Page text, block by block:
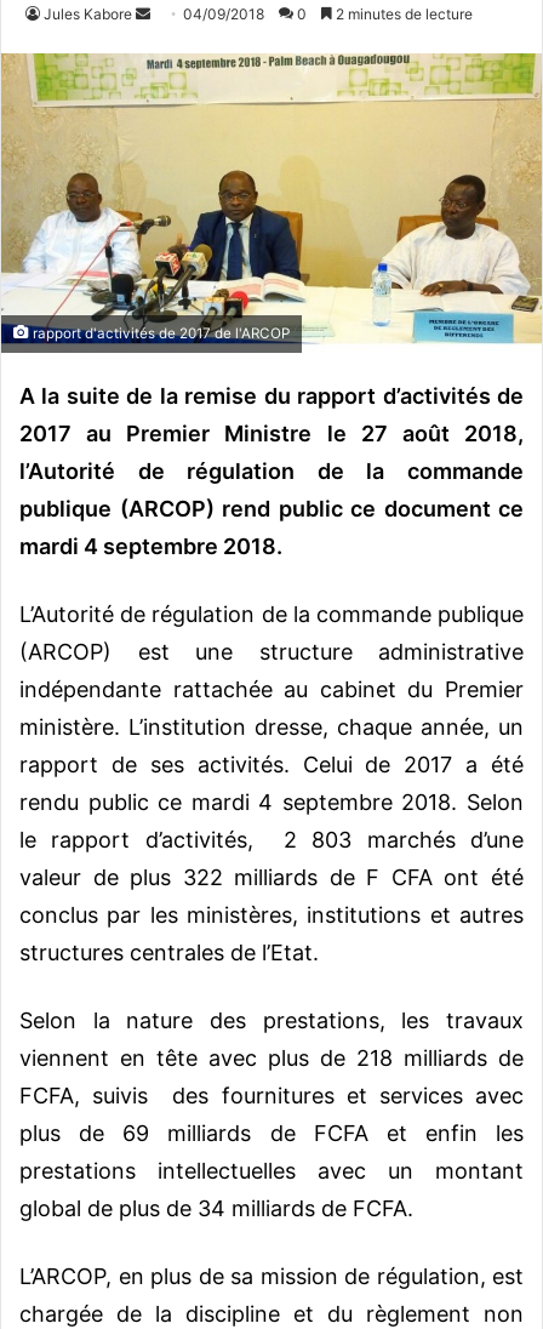
Jules Kabore
v
o
u
n
c
o
u
r
l
04/09/2018 0 2 minutes de lecture
rapport d'activités de 2017 de l'ARCOP
A la suite de la remise du rapport d’activités de
2017 au Premier Ministre le 27 août 2018,
l’Autorité de régulation de la commande
publique (ARCOP) rend public ce document ce
mardi 4 septembre 2018.
L’Autorité de régulation de la commande publique
(ARCOP) est une structure administrative
indépendante rattachée au cabinet du Premier
ministère. L’institution dresse, chaque année, un
rapport de ses activités. Celui de 2017 a été
rendu public ce mardi 4 septembre 2018. Selon
le rapport d’activités, 2 803 marchés d’une
valeur de plus 322 milliards de F CFA ont été
conclus par les ministères, institutions et autres
structures centrales de l’Etat.
Selon la nature des prestations, les travaux
viennent en tête avec plus de 218 milliards de
FCFA, suivis des fournitures et services avec
plus de 69 milliards de FCFA et enfin les
prestations intellectuelles avec un montant
global de plus de 34 milliards de FCFA.
L’ARCOP, en plus de sa mission de régulation, est
chargée de la discipline et du règlement non